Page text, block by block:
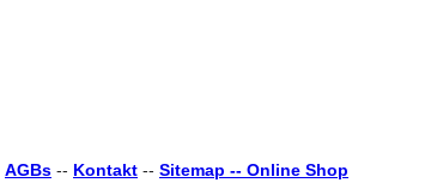
AGBs -- Kontakt -- Sitemap -- Online Shop